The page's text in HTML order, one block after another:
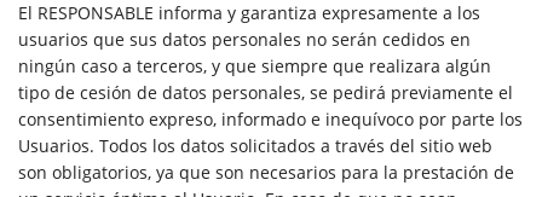
El RESPONSABLE informa y garantiza expresamente a los
usuarios que sus datos personales no serán cedidos en
ningún caso a terceros, y que siempre que realizara algún
tipo de cesión de datos personales, se pedirá previamente el
consentimiento expreso, informado e inequívoco por parte los
Usuarios. Todos los datos solicitados a través del sitio web
son obligatorios, ya que son necesarios para la prestación de